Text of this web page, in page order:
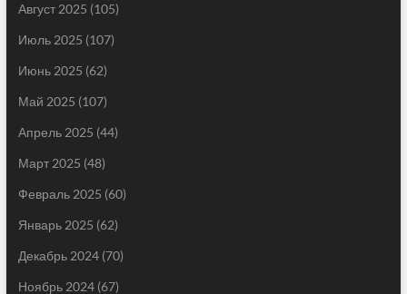
Август 2025 (105)
Июль 2025 (107)
Июнь 2025 (62)
Май 2025 (107)
Апрель 2025 (44)
Март 2025 (48)
Февраль 2025 (60)
Январь 2025 (62)
Декабрь 2024(70)
Ноябрь 2024(67)